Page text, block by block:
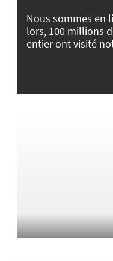
Nous sommes en
lors, 100 millions
entier ont visité